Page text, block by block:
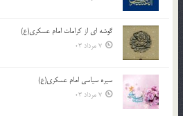
گوشه ای از کرامات امام عسکری(ع)
7 مرداد 03
سیره سیاسی امام عسکری(ع)
7 مرداد 03